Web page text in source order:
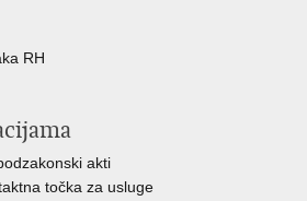
RH
akti
točka za usluge